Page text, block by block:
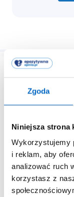
Zgoda
Niniejsza strona
Wykorzystujemy
i reklam, aby
analizować ruch
korzystasz z